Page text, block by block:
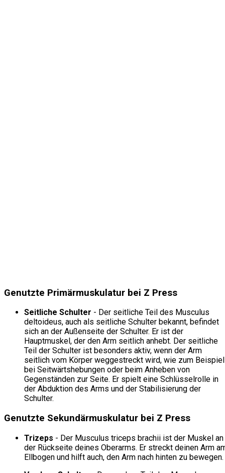
Genutzte Primärmuskulatur bei Z Press
Seitliche Schulter - Der seitliche Teil des Musculus
deltoideus, auch als seitliche Schulter bekannt, befindet
sich an der Außenseite der Schulter. Er ist der
Hauptmuskel, der den Arm seitlich anhebt. Der seitliche
Teil der Schulter ist besonders aktiv, wenn der Arm
seitlich vom Körper weggestreckt wird, wie zum Beispiel
bei Seitwärtshebungen oder beim Anheben von
Gegenständen zur Seite. Er spielt eine Schlüsselrolle in
der Abduktion des Arms und der Stabilisierung der
Schulter.
Genutzte Sekundärmuskulatur bei Z Press
Trizeps - Der Musculus triceps brachii ist der Muskel an
der Rückseite deines Oberarms. Er streckt deinen Arm
Ellbogen und hilft auch, den Arm nach hinten zu bewegen.